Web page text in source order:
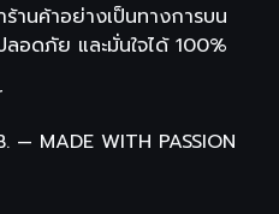
านค้าอย่างเป็นทางการบน
อดภัย และมั่นใจได้ 100%
— MADE WITH PASSION